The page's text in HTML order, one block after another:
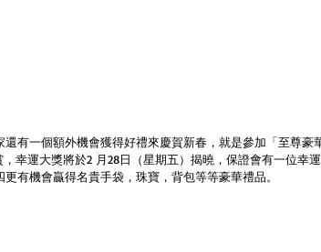
還有一個額外機會獲得好禮來慶賀新春，就是參加「至尊豪
，幸運大獎將於2 月28日（星期五）揭曉，保證會有一位幸運
更有機會贏得名貴手袋，珠寶，背包等等豪華禮品。